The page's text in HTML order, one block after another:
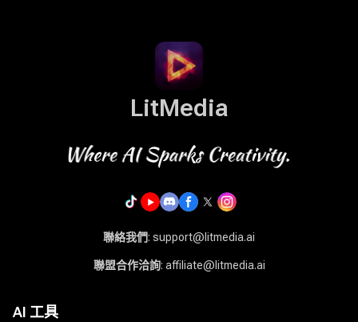
LitMedia
聯絡我們: support@litmedia.ai
聯盟合作洽詢: affiliate@litmedia.ai
AI 工具